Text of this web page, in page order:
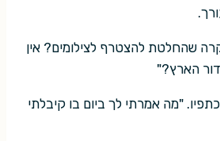
שהחלטת להצטרף לצילומים? אין
הארץ?"
"מה אמרתי לך ביום בו קיבלתי